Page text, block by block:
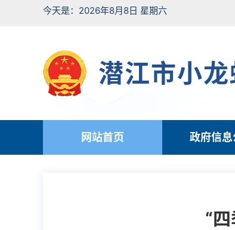
今天是：2026年8月8日 星期六
潜江市小
网站首页 政府信
“